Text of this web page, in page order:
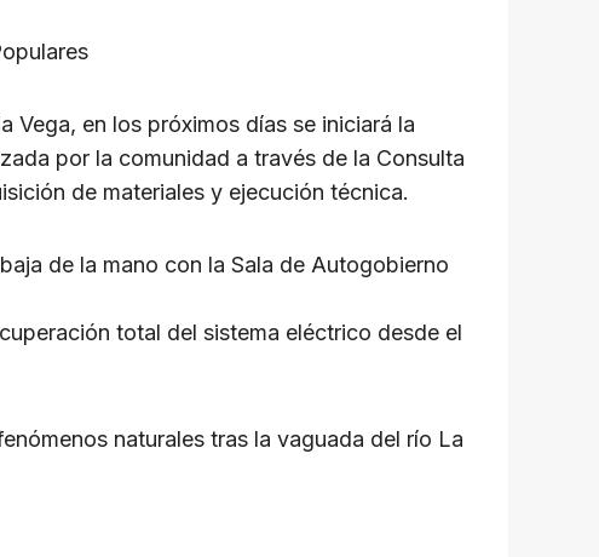
Vega, en los próximos días se iniciará la
por la comunidad a través de la Consulta
de materiales y ejecución técnica.
de la mano con la Sala de Autogobierno
total del sistema eléctrico desde el
naturales tras la vaguada del río La